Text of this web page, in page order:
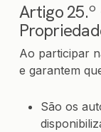
Artigo 25.º
Ao participar
e garantem
São os